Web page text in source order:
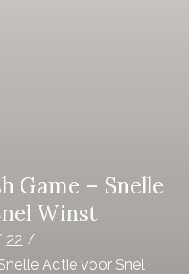
Game – Snelle
Winst
22
Actie voor Snel